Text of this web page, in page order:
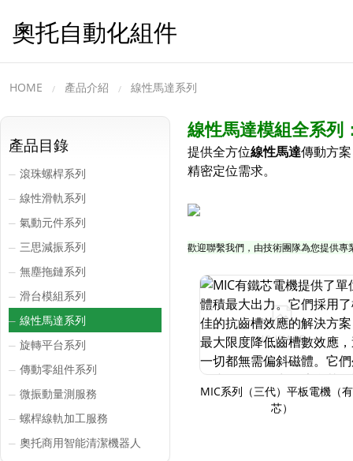
奧托自動化組件
HOME 產品介紹 線性馬達系列
線性馬達模組全系列
提供全方位線性馬達傳動方
精密定位需求。
歡迎聯繫我們，由技術團隊為您提供專
MIC系列（三代）平板電機（
芯）
產品目錄
─ 滾珠螺桿系列
─ 線性滑軌系列
─ 氣動元件系列
─ 三思減振系列
─ 無塵拖鏈系列
─ 滑台模組系列
─ 線性馬達系列
─ 旋轉平台系列
─ 傳動零組件系列
─ 微振動量測服務
─ 螺桿線軌加工服務
─ 奧托商用智能清潔機器人